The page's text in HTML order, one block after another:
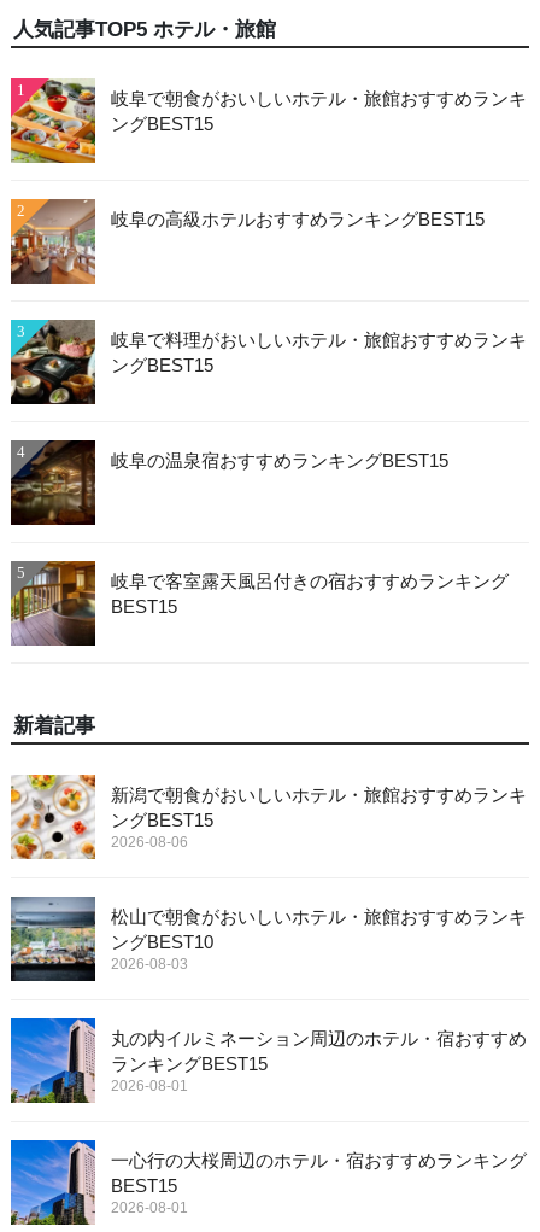
人気記事TOP5 ホテル・旅館
1
岐阜で朝食がおいしいホテル・旅館おすすめランキ
ングBEST15
2 岐阜の高級ホテルおすすめランキングBEST15
3
岐阜で料理がおいしいホテル・旅館おすすめランキ
ングBEST15
4 岐阜の温泉宿おすすめランキングBEST15
5
岐阜で客室露天風呂付きの宿おすすめランキング
BEST15
新着記事
新潟で朝食がおいしいホテル・旅館おすすめランキ
ングBEST15
2026-08-06
松山で朝食がおいしいホテル・旅館おすすめランキ
ングBEST10
2026-08-03
丸の内イルミネーション周辺のホテル・宿おすすめ
ランキングBEST15
2026-08-01
一心行の大桜周辺のホテル・宿おすすめランキング
BEST15
2026-08-01